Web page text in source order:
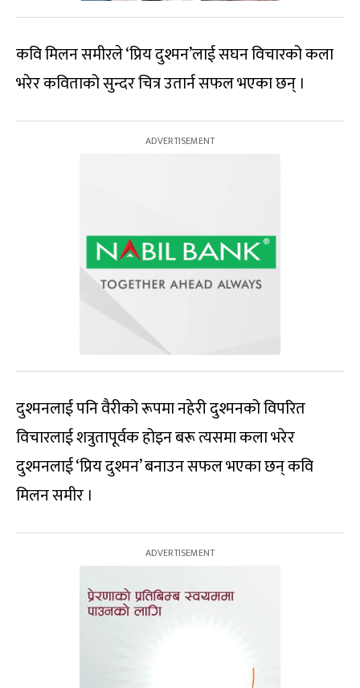
कवि मिलन समीरले ‘प्रिय दुश्मन’लाई सघन विचारको कला
भरेर कविताको सुन्दर चित्र उतार्न सफल भएका छन् ।
दुश्मनलाई पनि वैरीको रूपमा नहेरी दुश्मनको विपरित
विचारलाई शत्रुतापूर्वक होइन बरू त्यसमा कला भरेर
दुश्मनलाई ‘प्रिय दुश्मन’ बनाउन सफल भएका छन् कवि
मिलन समीर ।